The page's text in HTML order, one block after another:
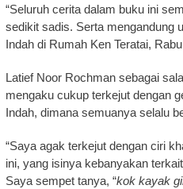
“Seluruh cerita dalam buku ini
sedikit sadis. Serta mengandung
Indah di Rumah Ken Teratai,
Latief Noor Rochman sebagai
mengaku cukup terkejut dengan
Indah, dimana semuanya selalu
“Saya agak terkejut dengan ciri
ini, yang isinya kebanyakan
Saya sempet tanya, “kok kayak